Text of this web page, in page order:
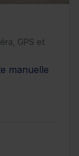
GPS et
manuelle